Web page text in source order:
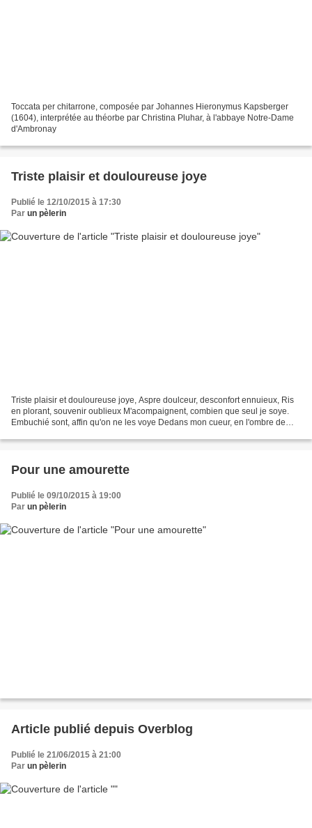
Toccata per chitarrone, composée par Johannes Hieronymus Kapsberger
(1604), interprétée au théorbe par Christina Pluhar, à l'abbaye Notre-Dame
d'Ambronay
Triste plaisir et douloureuse joye
Publié le 12/10/2015 à 17:30
Par un pèlerin
Triste plaisir et douloureuse joye, Aspre doulceur, desconfort ennuieux, Ris
en plorant, souvenir oublieux M'acompaignent, combien que seul je soye.
Embuchié sont, affin qu'on ne les voye Dedans mon cueur, en l'ombre de
Pour une amourette
Publié le 09/10/2015 à 19:00
Par un pèlerin
Article publié depuis Overblog
Publié le 21/06/2015 à 21:00
Par un pèlerin